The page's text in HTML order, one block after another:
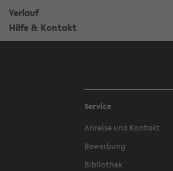
Verlauf
Hilfe & Kontakt
Service
Anreise und Kontakt
Bewerbung
Bibliothek